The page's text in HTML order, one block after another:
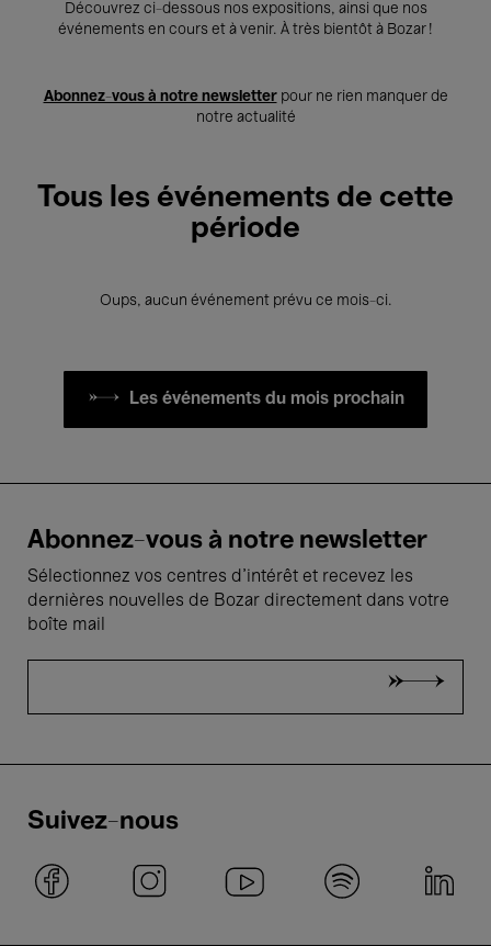
Découvrez ci-dessous nos expositions, ainsi que nos
événements en cours et à venir. À très bientôt à Bozar !
Abonnez-vous à notre newsletterpour ne rien manquer de
notre actualité
Tous les événements de cette
période
Oups, aucun événement prévu ce mois-ci.
Les événements du mois prochain
Abonnez-vous à notre newsletter
Sélectionnez vos centres d'intérêt et recevez les
dernières nouvelles de Bozar directement dans votre
boîte mail
Suivez-nous